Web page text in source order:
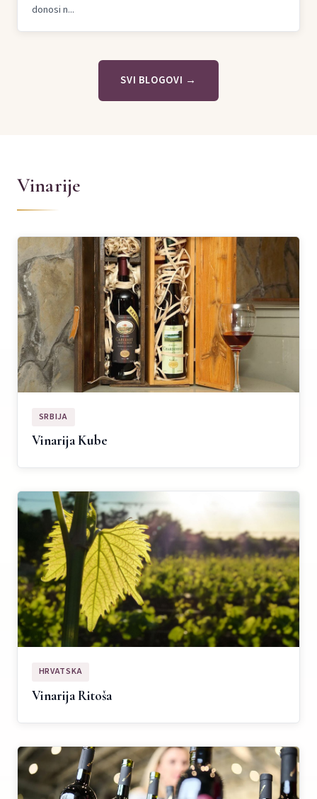
donosi n...
SVI BLOGOVI →
Vinarije
SRBIJA
Vinarija Kube
HRVATSKA
Vinarija Ritoša